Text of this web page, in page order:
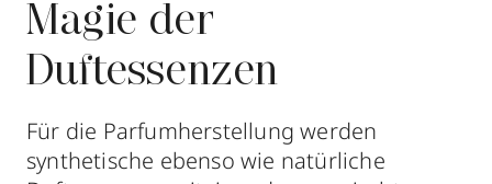
Aktionen
Storefinder
Magie der
Duftessenzen
Für die Parfumherstellung werden
synthetische ebenso wie natürliche